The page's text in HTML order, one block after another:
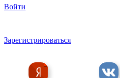
Войти
Зарегистрироваться